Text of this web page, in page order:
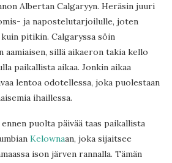
Albertan Calgaryyn. Heräsin juuri
ja napostelutarjoilulle, joten
pitikin. Calgaryssa söin
aamiaisen, sillä aikaeron takia kello
paikallista aikaa. Jonkin aikaa
lentoa odotellessa, joka puolestaan
ihaillessa.
puolta päivää taas paikallista
Kelownaan, joka sijaitsee
ison järven rannalla. Tämän